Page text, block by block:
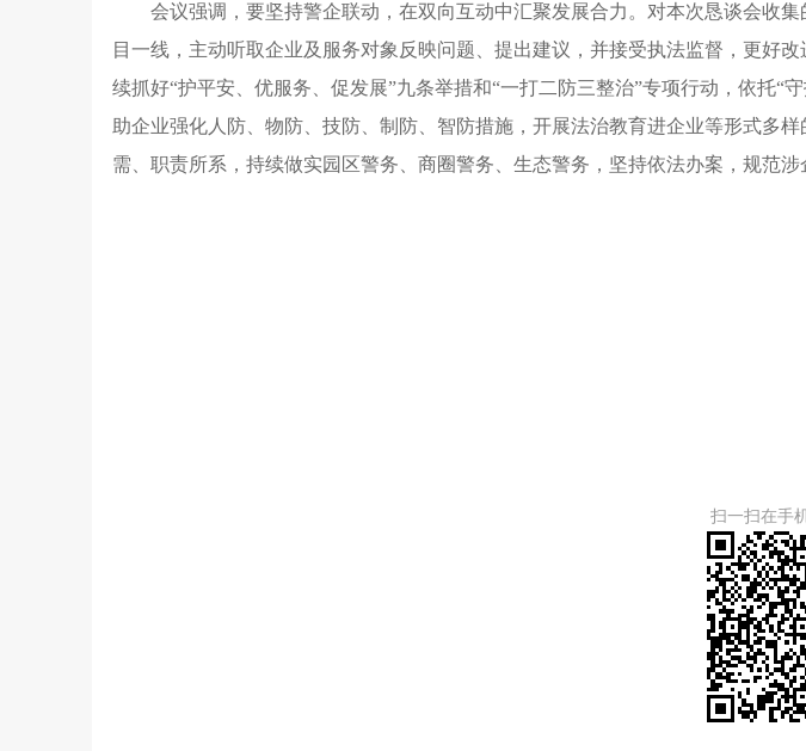
会议强调，要坚持警企联动，在双向互动中汇聚发展合力。对本次恳谈会收
目一线，主动听取企业及服务对象反映问题、提出建议，并接受执法监督，更好
续抓好“护平安、优服务、促发展”九条举措和“一打二防三整治”专项行动，依托
助企业强化人防、物防、技防、制防、智防措施，开展法治教育进企业等形式多
需、职责所系，持续做实园区警务、商圈警务、生态警务，坚持依法办案，规范涉
扫一扫在手